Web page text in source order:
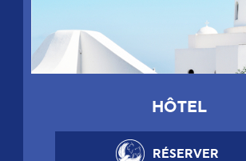
HÔTEL
RÉSERVER